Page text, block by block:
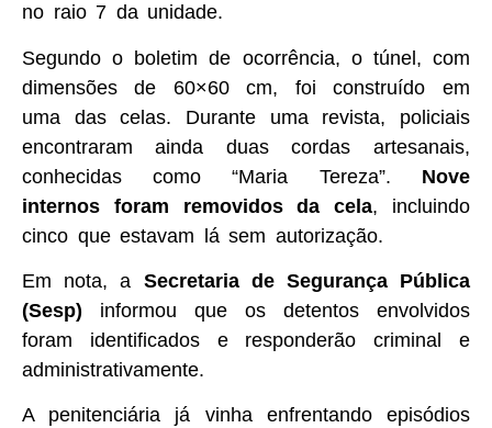
no raio 7 da unidade.
Segundo o boletim de ocorrência, o túnel, com
dimensões de 60×60 cm, foi construído em
uma das celas. Durante uma revista, policiais
encontraram ainda duas cordas artesanais,
conhecidas como “Maria Tereza”. Nove
internos foram removidos da cela, incluindo
cinco que estavam lá sem autorização.
Em nota, a Secretaria de Segurança Pública
(Sesp) informou que os detentos envolvidos
foram identificados e responderão criminal e
administrativamente.
A penitenciária já vinha enfrentando episódios